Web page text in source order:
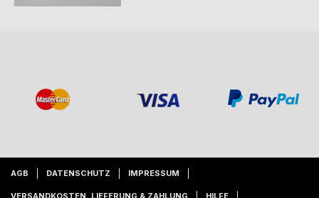
AGB DATENSCHUTZ IMPRESSUM
VERSANDKOSTEN, LIEFERUNG & ZAHLUNG HILFE